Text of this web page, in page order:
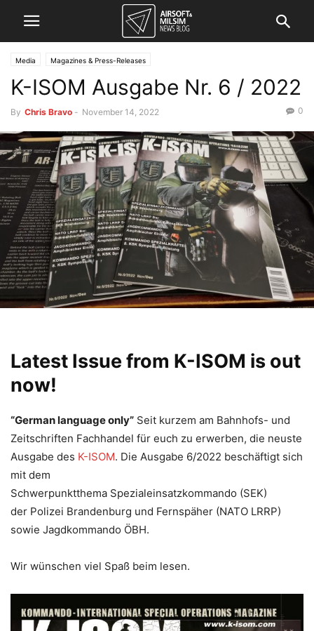
Media Magazines & Press-Releases
K-ISOM Ausgabe Nr. 6 / 2022
By Chris Bravo - November 14, 2022 0
Latest Issue from K-ISOM is out
now!
“German language only” Seit kurzem am Bahnhofs- und
Zeitschriften Fachhandel für euch zu erwerben, die neuste
Ausgabe des K-ISOM. Die Ausgabe 6/2022 beschäftigt sich
mit dem
Schwerpunktthema Spezialeinsatzkommando (SEK)
der Polizei Brandenburg und Fernspäher (NATO LRRP)
sowie Jagdkommando ÖBH.
Wir wünschen viel Spaß beim lesen.